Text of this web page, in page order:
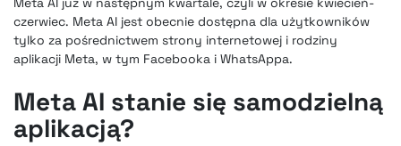
czerwiec. Meta AI jest obecnie dostępna dla użytkowników
tylko za pośrednictwem strony internetowej i rodziny
aplikacji Meta, w tym Facebooka i WhatsAppa.
Meta AI stanie się samodzielną
aplikacją?